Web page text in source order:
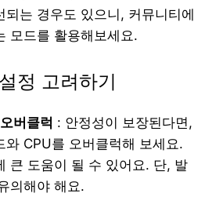
되는 경우도 있으니, 커뮤니티에
모드를 활용해보세요.
정 고려하기
버클럭 : 안정성이 보장된다면,
와 CPU를 오버클럭해 보세요.
큰 도움이 될 수 있어요. 단, 발
의해야 해요.